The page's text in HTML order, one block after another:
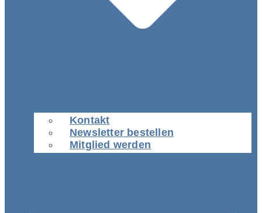
Kontakt
Newsletter bestellen
Mitglied werden